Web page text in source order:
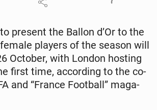
present the Ballon d’Or to the
players of the season will
October, with London hosting
first time, ac­cord­ing to the co-
and “France Foot­ball” mag­a­